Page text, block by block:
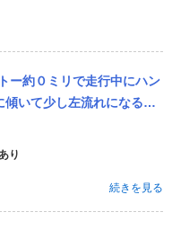
ー約０ミリで走行中にハン
傾いて少し左流れになるん
てるんでしょうか？ その
り
続きを見る